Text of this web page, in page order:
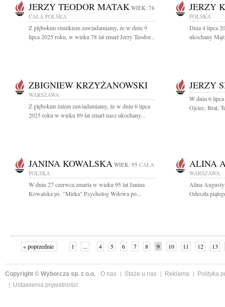
JERZY TEODOR MATAK WIEK: 78
CAŁA POLSKA
Z głębokim smutkiem zawiadamiamy, że w dniu 9
lipca 2025 roku, w wieku 78 lat zmarł Jerzy Teodor...
JERZY
POLSKA
Dnia 4 lipca
ukochany
ZBIGNIEW KRZYŻANOWSKI
WARSZAWA
Z głębokim żalem zawiadamiamy, że w dniu 6 lipca
2025 roku w wieku 89 lat zmarł nasz ukochany...
JERZY
W dniu 6 lipca
Ojciec, Brat,
JANINA KOWALSKA WIEK: 95 CAŁA
POLSKA
W dniu 27 czerwca zmarla w wieku 95 lat Janina
Kowalska ps. "Mirka" Psycholog Wdowa po...
ALINA
WARSZAWA
Alina
Odeszła
« poprzednie 1 ... 4 5 6 7 8 9 10 11 12 13
Copyright © Wyborcza sp. z o.o. O nas Staże u nas Reklama
Polityka
Ustawienia prywatności